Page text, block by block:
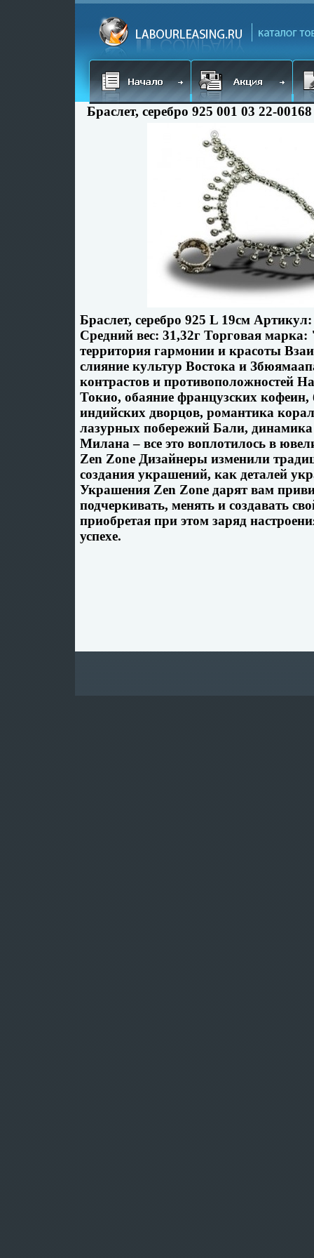
Браслет, серебро 925 001 03 22-
Браслет, серебро 925 L 19см
Средний вес: 31,32г Торговая
территория гармонии и красоты
слияние культур Востока и
контрастов и противоположностей
Токио, обаяние французских кофеин,
индийских дворцов, романтика
лазурных побережий Бали,
Милана – все это воплотилось в
Zen Zone Дизайнеры изменили
создания украшений, как деталей
Украшения Zen Zone дарят вам
подчеркивать, менять и создавать
приобретая при этом заряд
успехе.